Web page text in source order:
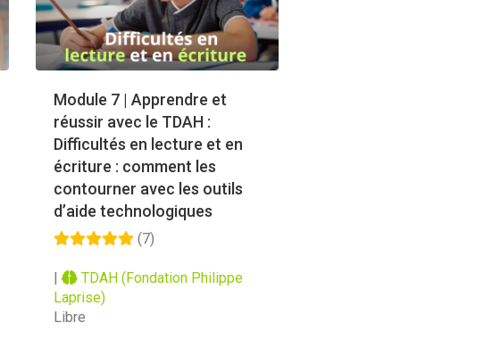
Module 7 | Apprendre et
réussir avec le TDAH :
Difficultés en lecture et en
écriture : comment les
contourner avec les outils
d’aide technologiques
(7)
|
TDAH (Fondation Philippe
Laprise)
Libre